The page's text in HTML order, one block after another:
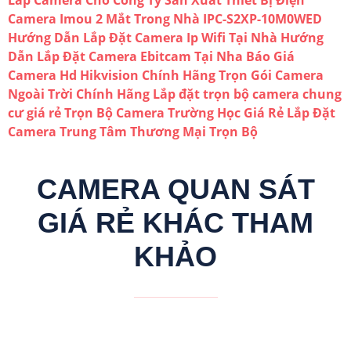
Camera Imou 2 Mắt Trong Nhà IPC-S2XP-10M0WED
Hướng Dẫn Lắp Đặt Camera Ip Wifi Tại Nhà Hướng
Dẫn Lắp Đặt Camera Ebitcam Tại Nha Báo Giá
Camera Hd Hikvision Chính HãngTrọn Gói Camera
Ngoài Trời Chính Hãng Lắp đặt trọn bộ camera chung
cư giá rẻTrọn Bộ Camera Trường Học Giá Rẻ Lắp Đặt
Camera Trung Tâm Thương Mại Trọn Bộ
CAMERA QUAN SÁT
GIÁ RẺ KHÁC THAM
KHẢO